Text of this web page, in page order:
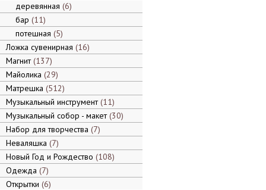
деревянная 6
бар 11
потешная 5
Ложка сувенирная 16
Магнит 137
Майолика 29
Матрешка 512
Музыкальный инструмент 11
Музыкальный собор - макет 30
Набор для творчества 7
Неваляшка 7
Новый Год и Рождество 108
Одежда 7
Открытки 6